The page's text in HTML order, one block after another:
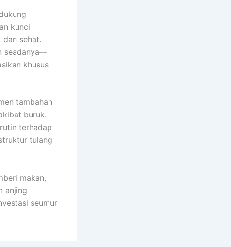
kunci
sehat.
seadanya—
khusus
tambahan
buruk.
terhadap
tulang
makan,
anjing
seumur